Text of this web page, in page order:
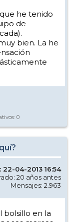
he tenido
de
bien. La he
0
22-04-2013 16:54
20 años antes
Mensajes: 2.963
bolsillo en la